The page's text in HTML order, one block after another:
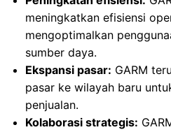
meningkatkan efisiensi
mengoptimalkan
sumber daya.
Ekspansi pasar: GARM
pasar ke wilayah baru
penjualan.
Kolaborasi strategis: